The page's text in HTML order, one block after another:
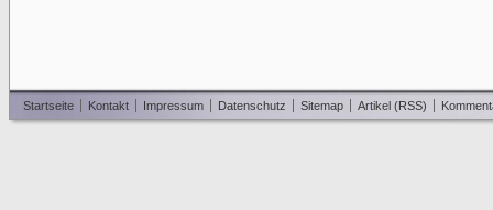
Startseite Kontakt Impressum Datenschutz Sitemap Artikel (RSS)